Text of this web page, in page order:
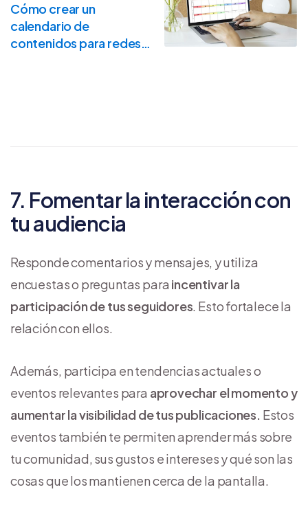
Cómo crear un
calendario de
contenidos para redes
7. Fomentar la interacción con
tu audiencia
Responde comentarios y mensajes, y utiliza
encuestas o preguntas para incentivar la
participación de tus seguidores. Esto fortalece la
relación con ellos.
Además, participa en tendencias actuales o
eventos relevantes para aprovechar el momento y
aumentar la visibilidad de tus publicaciones. Estos
eventos también te permiten aprender más sobre
tu comunidad, sus gustos e intereses y qué son las
cosas que los mantienen cerca de la pantalla.